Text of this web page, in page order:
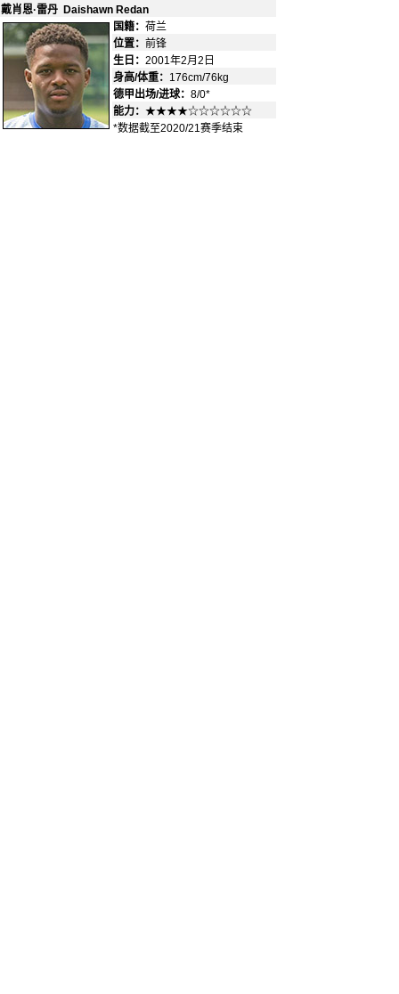
戴肖恩·雷丹 Daishawn Redan
国籍： 荷兰
位置： 前锋
生日： 2001年2月2日
身高/体重： 176cm/76kg
德甲出场/进球： 8/0*
能力： ★★★★☆☆☆☆☆☆
*数据截至2020/21赛季结束